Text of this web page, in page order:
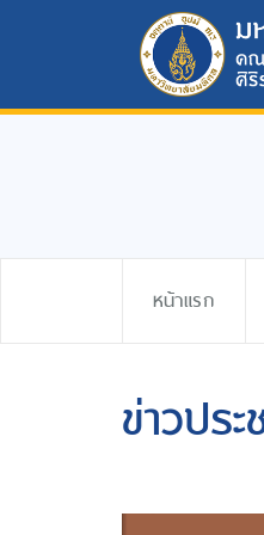
หน้าแรก
ข่าวปร